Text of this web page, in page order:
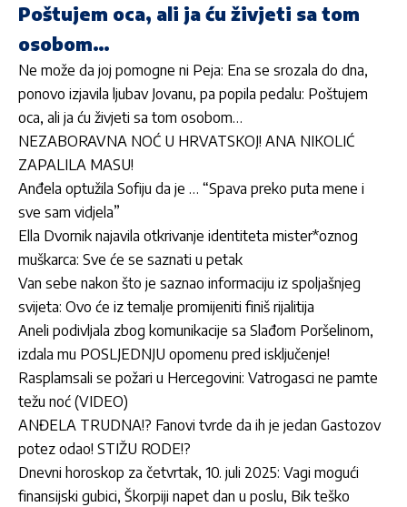
Poštujem oca, ali ja ću živjeti sa tom
osobom…
Ne može da joj pomogne ni Peja: Ena se srozala do dna,
ponovo izjavila ljubav Jovanu, pa popila pedalu: Poštujem
oca, ali ja ću živjeti sa tom osobom…
NEZABORAVNA NOĆ U HRVATSKOJ! ANA NIKOLIĆ
ZAPALILA MASU!
Anđela optužila Sofiju da je … “Spava preko puta mene i
sve sam vidjela”
Ella Dvornik najavila otkrivanje identiteta mister*oznog
muškarca: Sve će se saznati u petak
Van sebe nakon što je saznao informaciju iz spoljašnjeg
svijeta: Ovo će iz temalje promijeniti finiš rijalitija
Aneli podivljala zbog komunikacije sa Slađom Poršelinom,
izdala mu POSLJEDNJU opomenu pred isključenje!
Rasplamsali se požari u Hercegovini: Vatrogasci ne pamte
težu noć (VIDEO)
ANĐELA TRUDNA!? Fanovi tvrde da ih je jedan Gastozov
potez odao! STIŽU RODE!?
Dnevni horoskop za četvrtak, 10. juli 2025: Vagi mogući
finansijski gubici, Škorpiji napet dan u poslu, Bik teško